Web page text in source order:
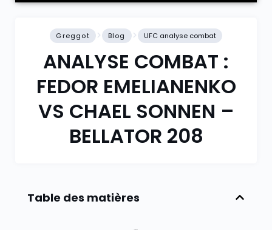
Greggot Blog UFC analyse combat
ANALYSE COMBAT :
FEDOR EMELIANENKO
VS CHAEL SONNEN –
BELLATOR 208
Table des matières